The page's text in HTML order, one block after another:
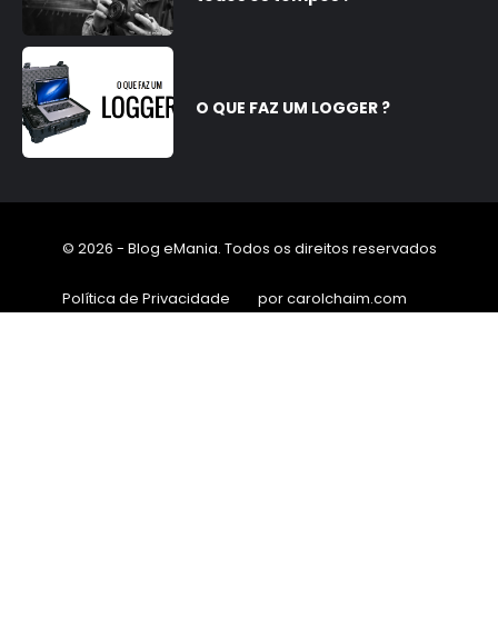
O QUE FAZ UM LOGGER ?
© 2026 - Blog eMania. Todos os direitos reservados
Política de Privacidade por carolchaim.com